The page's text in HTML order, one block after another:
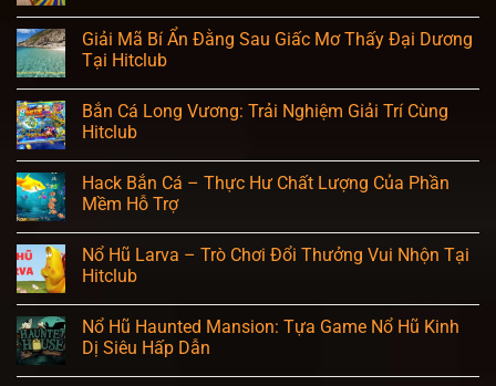
Giải Mã Bí Ẩn Đằng Sau Giấc Mơ Thấy Đại Dương
Tại Hitclub
Bắn Cá Long Vương: Trải Nghiệm Giải Trí Cùng
Hitclub
Hack Bắn Cá – Thực Hư Chất Lượng Của Phần
Mềm Hỗ Trợ
Nổ Hũ Larva – Trò Chơi Đổi Thưởng Vui Nhộn Tại
Hitclub
Nổ Hũ Haunted Mansion: Tựa Game Nổ Hũ Kinh
Dị Siêu Hấp Dẫn